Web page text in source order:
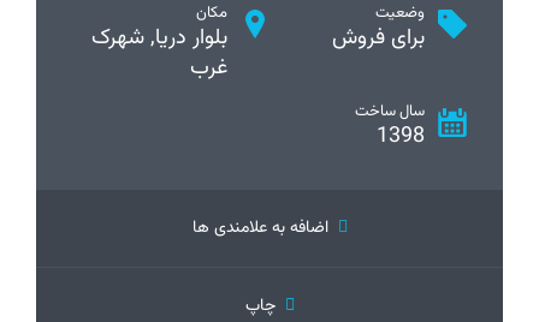
وضعیت
برای فروش
مکان
بلوار دریا, شهرک
غرب
سال ساخت
1398
اضافه به علامندی ها
چاپ